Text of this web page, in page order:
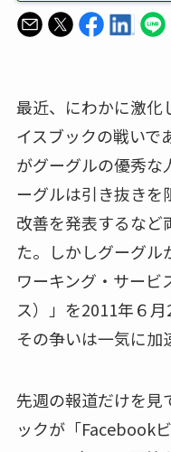
最近、にわかに激化
イスブックの戦いで
がグーグルの優秀な
ーグルは引き抜きを
改善を発表するなど
た。しかしグーグル
ワーキング・サービ
ス）」を2011年６月
その争いは一気に加
先週の報道だけを見
ックが「Facebook